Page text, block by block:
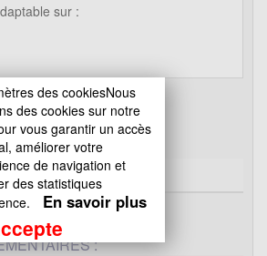
sur :
mini Skyteam
:
des cookiesNous
des cookies sur notre
vous garantir un accès
améliorer votre
de navigation et
des statistiques
En savoir plus